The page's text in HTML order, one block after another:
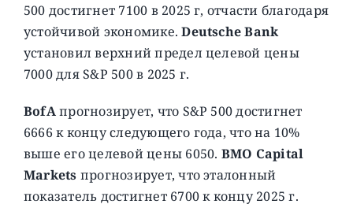
500 достигнет 7100 в 2025 г, отчасти благодаря
устойчивой экономике.Deutsche Bank
установил верхний предел целевой цены
7000 для S&P 500 в 2025 г.
BofAпрогнозирует, что S&P 500 достигнет
6666 к концу следующего года, что на 10%
выше его целевой цены 6050. BMO Capital
Markets прогнозирует, что эталонный
показатель достигнет 6700 к концу 2025 г.